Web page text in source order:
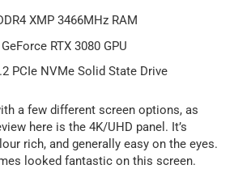
XMP 3466MHz RAM
RTX 3080 GPU
PCIe NVMe Solid State Drive
a few different screen options, as
here is the 4K/UHD panel. It’s
rich, and generally easy on the eyes.
looked fantastic on this screen.